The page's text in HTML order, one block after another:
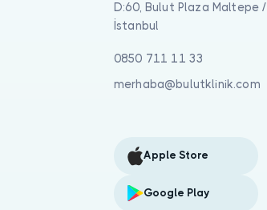
D:60, Bulut Plaza Maltepe /
İstanbul
0850 711 11 33
merhaba@bulutklinik.com
Apple Store
Google Play